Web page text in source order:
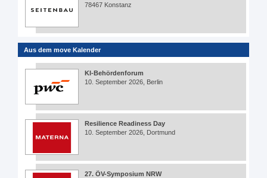
78467 Konstanz
Aus dem move Kalender
KI-Behördenforum
10. September 2026, Berlin
Resilience Readiness Day
10. September 2026, Dortmund
27. ÖV-Symposium NRW